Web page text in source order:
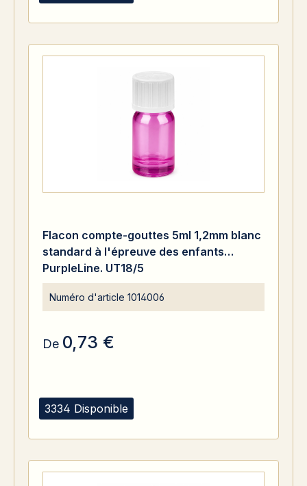
3334 Disponible
Flacon compte-gouttes 5ml 1,2mm blanc
standard à l'épreuve des enfants
PurpleLine. UT18/5
Numéro d'article 1014006
De 0,73 €